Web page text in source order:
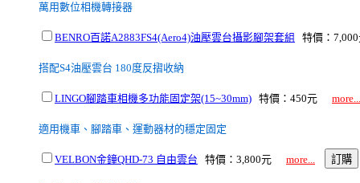
萬用數位相機轉接器
BENRO百諾A2883FS4(Aero4)油壓雲台攝影腳架套組 特價：
搭配S4油壓雲台 180度反摺收納
LINGO腳踏車相機多功能固定架(15~30mm) 特價：450元 more...
適用機車、腳踏車、運動器材的穩定固定
VELBON金鐘QHD-73 自由雲台 特價：3,800元 more...